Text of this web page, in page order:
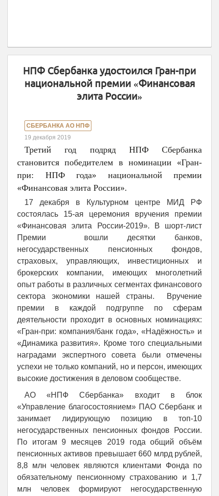
НПФ Сбербанка удостоился Гран-при
национальной премии «Финансовая
элита России»
СБЕРБАНКА АО НПФ
19 декабря 2019
Третий год подряд НПФ Сбербанка
становится победителем в номинации «Гран-
при: НПФ года» национальной премии
«Финансовая элита России».
17 декабря в Культурном центре МИД РФ
состоялась 15-ая церемония вручения премии
«Финансовая элита России-2019». В шорт-лист
Премии вошли десятки банков,
негосударственных пенсионных фондов,
страховых, управляющих, инвестиционных и
брокерских компании, имеющих многолетний
опыт работы в различных сегментах финансового
сектора экономики нашей страны. Вручение
премии в каждой подгруппе по сферам
деятельности проходит в основных номинациях:
«Гран-при: компания/банк года», «Надёжность» и
«Динамика развития». Кроме того специальными
наградами экспертного совета были отмечены
успехи не только компаний, но и персон, имеющих
высокие достижения в деловом сообществе.
АО «НПФ Сбербанка» входит в блок
«Управление благосостоянием» ПАО Сбербанк и
занимает лидирующую позицию в топ-10
негосударственных пенсионных фондов России.
По итогам 9 месяцев 2019 года общий объём
пенсионных активов превышает 660 млрд рублей,
8,8 млн человек являются клиентами Фонда по
обязательному пенсионному страхованию и 1,7
млн человек формируют негосударственную